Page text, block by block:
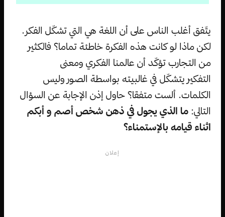
يتّفق أغلب الناس على أن اللغة هي التي تشكّل الفكر.
لكن ماذا لو كانت هذه الفكرة خاطئة تماما؟ فالكثير
من التجارب تؤكّد أن عالمنا الفكري ومعنى
التفكير يتشكّل في غالبيته بواسطة الصور وليس
الكلمات. ألست متفقا؟ حاول إذن الإجابة عن السؤال
التالي: ما الذي يجول في ذهن شخص أصم و أبكم
اثناء قيامه بالإستمناء؟
إعلان